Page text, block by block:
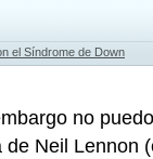
el Síndrome de Down
no
Neil Lennon